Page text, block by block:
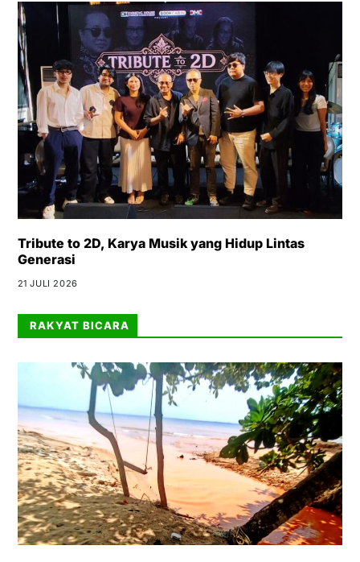
Tribute to 2D, Karya Musik yang Hidup Lintas
Generasi
21 JULI 2026
RAKYAT BICARA